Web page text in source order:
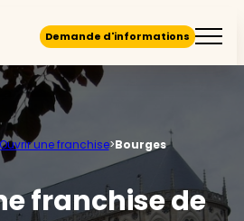
Demande d'informations
une franchise>Bourges
franchise de